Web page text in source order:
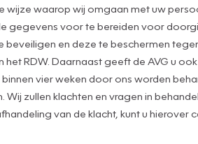
waarop wij omgaan met uw
gegevens voor te bereiden voor
en deze te beschermen
RDW. Daarnaast geeft de AVG u
vier weken door ons worden
zullen klachten en vragen in
van de klacht, kunt u